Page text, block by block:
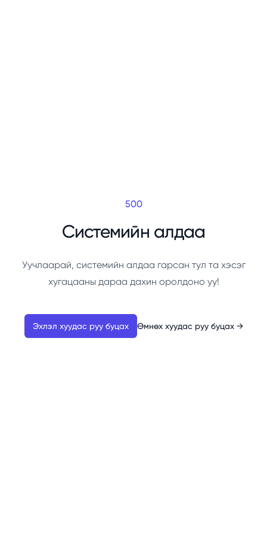
500
Системийн алдаа
Уучлаарай, системийн алдаа гарсан тул та хэсэг
хугацааны дараа дахин оролдоно уу!
Эхлэл хуудас руу буцах Өмнөх хуудас руу буцах →